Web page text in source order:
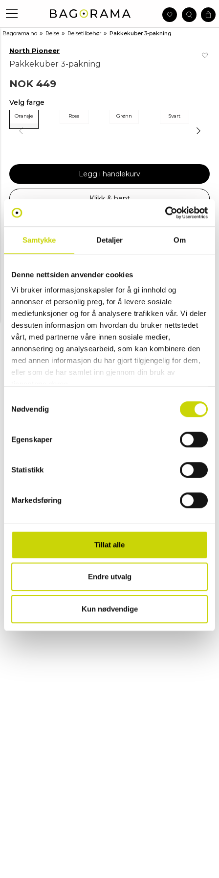
Samtykke Detaljer Om
Denne nettsiden anvender cookies
Vi bruker informasjonskapsler for å gi innhold og
annonser et personlig preg, for å levere sosiale
mediefunksjoner og for å analysere trafikken vår. Vi deler
dessuten informasjon om hvordan du bruker nettstedet
vårt, med partnerne våre innen sosiale medier,
annonsering og analysearbeid, som kan kombinere den
med annen informasjon du har gjort tilgjengelig for dem,
eller som de har samlet inn gjennom din bruk av
Nødvendig
Egenskaper
Statistikk
Markedsføring
Tillat alle
Endre utvalg
Kun nødvendige
Bagorama.no » Reise » Reisetilbehør » Pakkekuber 3-pakning
North Pioneer
Pakkekuber 3-pakning
NOK 449
Velg farge
Oransje Rosa Grønn Svart
Legg i handlekurv
Klikk & hent
Se lagerstatus i butikk
✓ 30 dager åpent kjøp
PRODUKTINFORMASJON
North Pioneer Pakkekuber – 3 størrelser, perfekt til organisering på reise!
Gjør reising enklere og mer oversiktlig med disse praktiske pakkekubene
fra North Pioneer! Settet består av tre kuber i ulike størrelser, designet for
å holde klær, tilbehør og småsaker pent organisert i kofferten. Den
Disse pakkekubene er laget av slitesterkt materiale – både stilig og
er disse pakkekubene et must-have for en ryddig og stressfri oppakning.
• Medium: ca 32 x 24 x 7 cm
• Slitesterkt og lett materiale – enkelt å pakke og bære med seg.
• Mesh-panel for oversikt og ventilasjon – rask tilgang og bedre
• Praktisk glidelåslukking – holder klærne trygge og på plass under
EGENSKAPER
OMTALER
Sist sett på